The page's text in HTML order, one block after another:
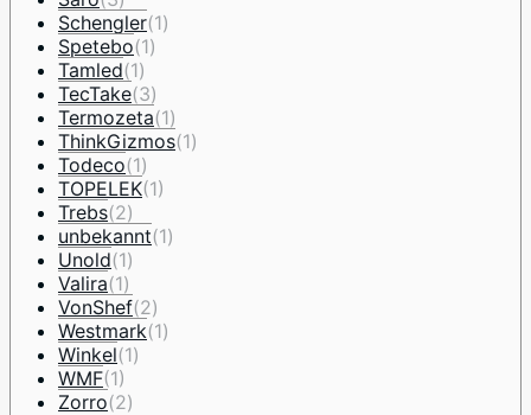
Schengler(1)
Spetebo(1)
Tamled(1)
TecTake(3)
Termozeta(1)
ThinkGizmos(1)
Todeco(1)
TOPELEK(1)
Trebs(2)
unbekannt(1)
Unold(1)
Valira(1)
VonShef(2)
Westmark(1)
Winkel(1)
WMF(1)
Zorro(2)